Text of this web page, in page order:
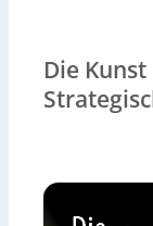
Die